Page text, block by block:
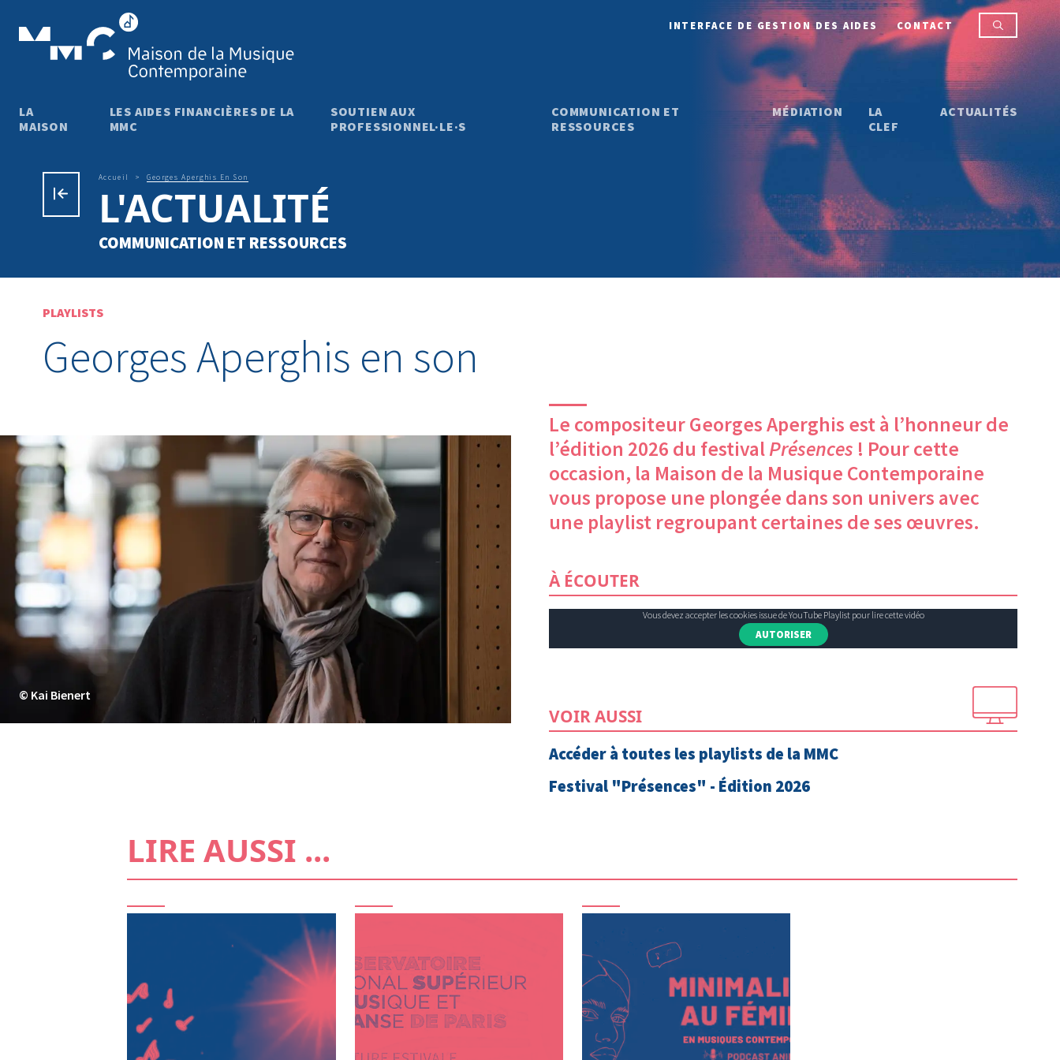
Aller au contenu principal
INTERFACE DE GESTION DES AIDES CONTACT
LA
MAISON
LES AIDES FINANCIÈRES DE LA
MMC
SOUTIEN AUX
PROFESSIONNEL·LE·S
COMMUNICATION ET
RESSOURCES
MÉDIATION
LA
CLEF
ACTUALITÉS
Fil d'Ariane
Accueil Georges Aperghis En Son
L'ACTUALITÉ
COMMUNICATION ET RESSOURCES
PLAYLISTS
Georges Aperghis en son
© Kai Bienert
Le compositeur Georges Aperghis est à l’honneur de
l’édition 2026 du festivalPrésences ! Pour cette
occasion, la Maison de la Musique Contemporaine
vous propose une plongée dans son univers avec
une playlist regroupant certaines de ses œuvres.
À ÉCOUTER
Vous devez accepter les cookies issue de YouTube Playlist pour lire cette vidéo
AUTORISER
VOIR AUSSI
Accéder à toutes les playlists de la MMC
Festival "Présences" - Édition 2026
LIRE AUSSI ...